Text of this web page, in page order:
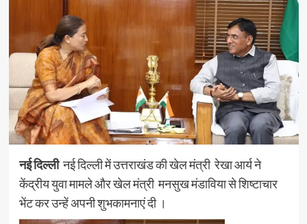
नईदिल्लीनई दिल्ली में उत्तराखंड की खेल मंत्री रेखा आर्य ने
केंद्रीय युवा मामले और खेल मंत्री मनसुख मंडाविया से शिष्टाचार
भेंट कर उन्हें अपनी शुभकामनाएं दी ।